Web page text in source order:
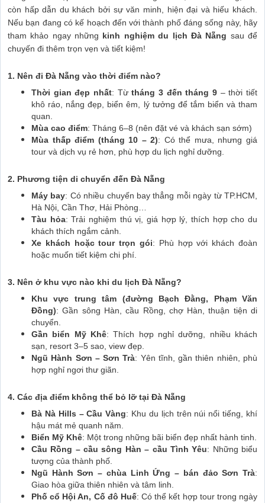
còn hấp dẫn du khách bởi sự văn minh, hiện đại và hiếu khách.
Nếu bạn đang có kế hoạch đến với thành phố đáng sống này, hãy
tham khảo ngay những kinh nghiệm du lịch Đà Nẵng sau để
chuyến đi thêm trọn vẹn và tiết kiệm!
1. Nên đi Đà Nẵng vào thời điểm nào?
Thời gian đẹp nhất: Từtháng 3 đến tháng 9 – thời tiết
khô ráo, nắng đẹp, biển êm, lý tưởng để tắm biển và tham
quan.
Mùa cao điểm: Tháng 6–8 (nên đặt vé và khách sạn sớm)
Mùa thấp điểm (tháng 10 – 2): Có thể mưa, nhưng giá
tour và dịch vụ rẻ hơn, phù hợp du lịch nghỉ dưỡng.
2. Phương tiện di chuyển đến Đà Nẵng
Máy bay: Có nhiều chuyến bay thẳng mỗi ngày từ TP.HCM,
Hà Nội, Cần Thơ, Hải Phòng…
Tàu hỏa: Trải nghiệm thú vị, giá hợp lý, thích hợp cho du
khách thích ngắm cảnh.
Xe khách hoặc tour trọn gói: Phù hợp với khách đoàn
hoặc muốn tiết kiệm chi phí.
3. Nên ở khu vực nào khi du lịch Đà Nẵng?
Khu vực trung tâm (đường Bạch Đằng, Phạm Văn
Đồng): Gần sông Hàn, cầu Rồng, chợ Hàn, thuận tiện di
chuyển.
Gần biển Mỹ Khê: Thích hợp nghỉ dưỡng, nhiều khách
sạn, resort 3–5 sao, view đẹp.
Ngũ Hành Sơn – Sơn Trà: Yên tĩnh, gần thiên nhiên, phù
hợp nghỉ ngơi thư giãn.
4. Các địa điểm không thể bỏ lỡ tại Đà Nẵng
Bà Nà Hills – Cầu Vàng: Khu du lịch trên núi nổi tiếng, khí
hậu mát mẻ quanh năm.
Biển Mỹ Khê: Một trong những bãi biển đẹp nhất hành tinh.
Cầu Rồng – cầu sông Hàn – cầu Tình Yêu: Những biểu
tượng của thành phố.
Ngũ Hành Sơn – chùa Linh Ứng – bán đảo Sơn Trà:
Giao hòa giữa thiên nhiên và tâm linh.
Phố cổ Hội An, Cố đô Huế: Có thể kết hợp tour trong ngày